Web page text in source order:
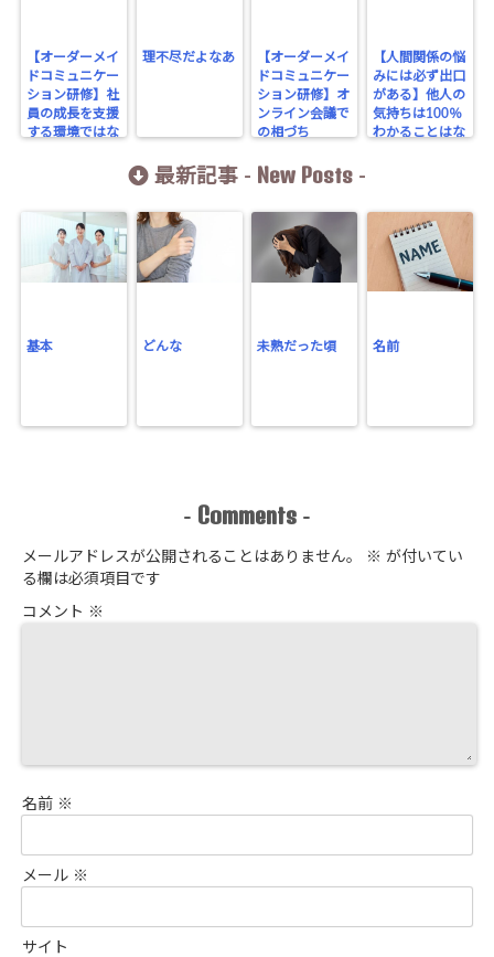
【オーダーメイ
ドコミュニケー
ション研修】社
員の成長を支援
する環境ではな
理不尽だよなあ
【オーダーメイ
ドコミュニケー
ション研修】オ
ンライン会議で
の相づち
【人間関係の悩
みには必ず出口
がある】他人の
気持ちは100％
わかることはな
最新記事 - New Posts -
基本 どんな 未熟だった頃 名前
- Comments -
メールアドレスが公開されることはありません。 ※ が付いてい
る欄は必須項目です
コメント ※
名前 ※
メール ※
サイト